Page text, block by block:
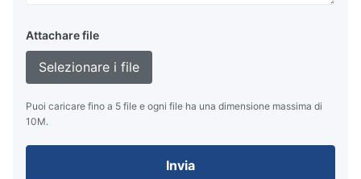
Attachare file
Selezionare i file
Puoi caricare fino a 5 file e ogni file ha una dimensione massima di
10M.
Invia